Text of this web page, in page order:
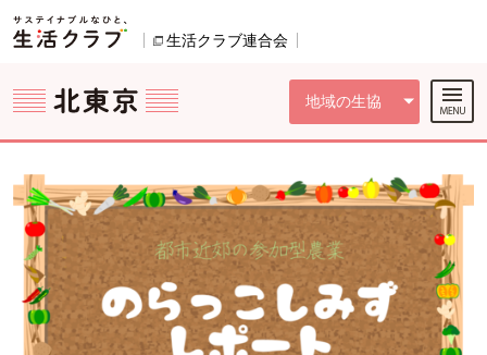
ページの先頭です。
生活クラブ連合会
地域の生協
ここからサイト内共通メニューです。
サイト内共通メニューをスキップする
サイト内共通メニューここまで。